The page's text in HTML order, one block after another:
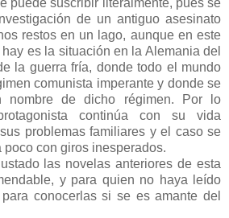
de un antiguo asesinato
restos en un lago, aunque en este
es la situación en la Alemania del
la guerra fría, donde todo el mundo
comunista imperante y donde se
nombre de dicho régimen. Por lo
continúa con su vida
problemas familiares y el caso se
con giros inesperados.
las novelas anteriores de esta
y para quien no haya leído
conocerlas si se es amante del